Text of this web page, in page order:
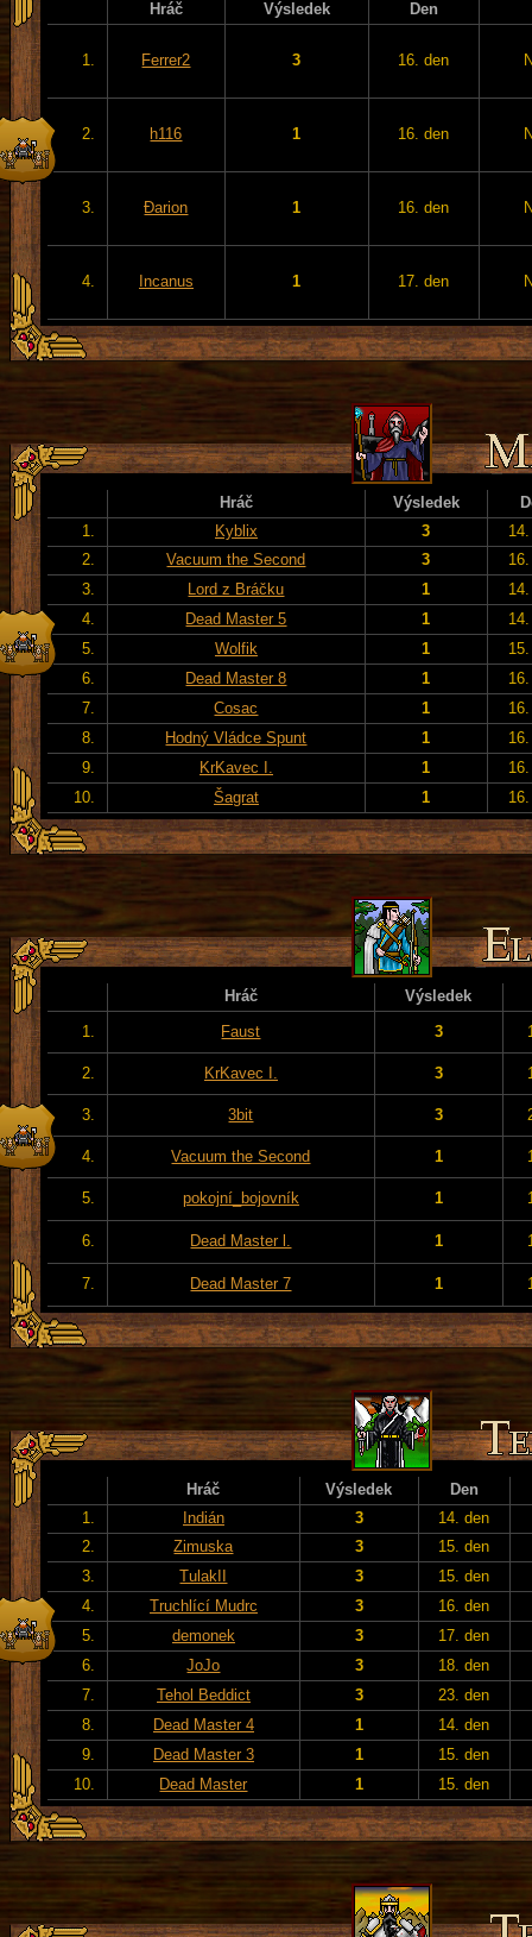
Hráč Výsledek Den
1. Ferrer2 3 16. den
2. h116 1 16. den
3. Đarion 1 16. den
4. Incanus 1 17. den
Hráč Výsledek
1.
Kyblix 3
2.
Vacuum the Second 3
3.
Lord z Bráčku 1
4.
Dead Master 5 1
5.
Wolfik 1
6.
Dead Master 8 1
7.
Cosac 1
8.
Hodný Vládce Spunt 1
9.
KrKavec I. 1
10.
Šagrat 1
Hráč
Výsledek
1.
Faust 3
2. KrKavec I. 3
3. 3bit 3
4. Vacuum the Second 1
5. pokojní_bojovník 1
6. Dead Master l. 1
7. Dead Master 7 1
Hráč Výsledek
Den
1.
Indián 3
14. den
2.
Zimuska 3
15. den
3.
TulakII 3
15. den
4.
Truchlící Mudrc 3
16. den
5.
demonek 3
17. den
6.
JoJo 3
18. den
7.
Tehol Beddict 3
23. den
8.
Dead Master 4 1
14. den
9.
Dead Master 3 1
15. den
10.
Dead Master 1 15. den